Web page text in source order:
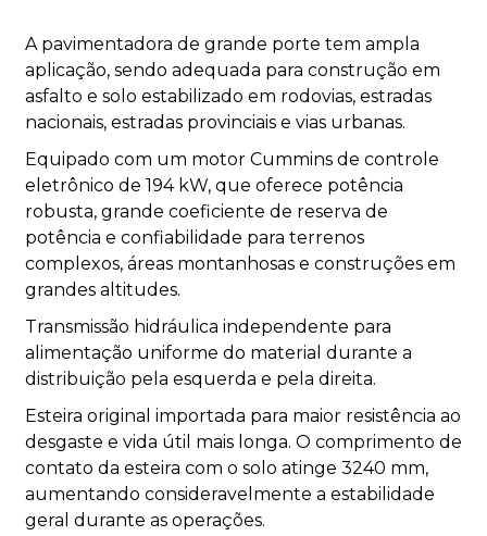
A pavimentadora de grande porte tem ampla
aplicação, sendo adequada para construção em
asfalto e solo estabilizado em rodovias, estradas
nacionais, estradas provinciais e vias urbanas.
Equipado com um motor Cummins de controle
eletrônico de 194 kW, que oferece potência
robusta, grande coeficiente de reserva de
potência e confiabilidade para terrenos
complexos, áreas montanhosas e construções em
grandes altitudes.
Transmissão hidráulica independente para
alimentação uniforme do material durante a
distribuição pela esquerda e pela direita.
Esteira original importada para maior resistência ao
desgaste e vida útil mais longa. O comprimento de
contato da esteira com o solo atinge 3240 mm,
aumentando consideravelmente a estabilidade
geral durante as operações.